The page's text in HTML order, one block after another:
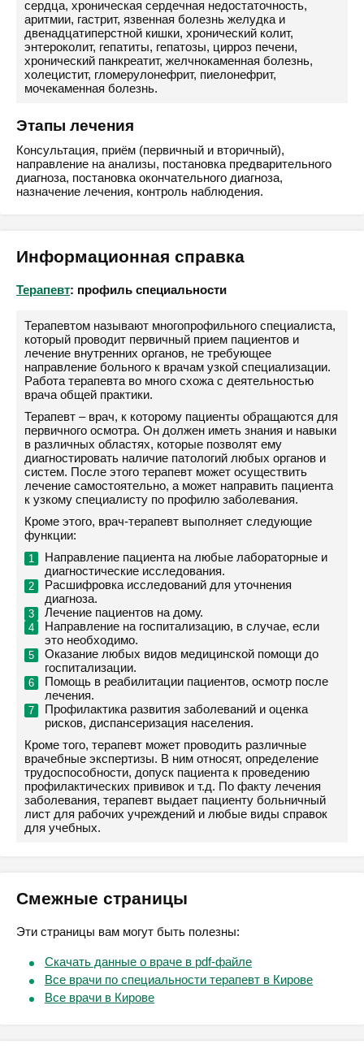
сердца, хроническая сердечная недостаточность,
аритмии, гастрит, язвенная болезнь желудка и
двенадцатиперстной кишки, хронический колит,
энтероколит, гепатиты, гепатозы, цирроз печени,
хронический панкреатит, желчнокаменная болезнь,
холецистит, гломерулонефрит, пиелонефрит,
мочекаменная болезнь.
Этапы лечения
Консультация, приём (первичный и вторичный),
направление на анализы, постановка предварительного
диагноза, постановка окончательного диагноза,
назначение лечения, контроль наблюдения.
Информационная справка
Терапевт: профиль специальности
Терапевтом называют многопрофильного специалиста,
который проводит первичный прием пациентов и
лечение внутренних органов, не требующее
направление больного к врачам узкой специализации.
Работа терапевта во много схожа с деятельностью
врача общей практики.
Терапевт – врач, к которому пациенты обращаются для
первичного осмотра. Он должен иметь знания и навыки
в различных областях, которые позволят ему
диагностировать наличие патологий любых органов и
систем. После этого терапевт может осуществить
лечение самостоятельно, а может направить пациента
к узкому специалисту по профилю заболевания.
Кроме этого, врач-терапевт выполняет следующие
функции:
Направление пациента на любые лабораторные и
диагностические исследования.
Расшифровка исследований для уточнения
диагноза.
Лечение пациентов на дому.
Направление на госпитализацию, в случае, если
это необходимо.
Оказание любых видов медицинской помощи до
госпитализации.
Помощь в реабилитации пациентов, осмотр после
лечения.
Профилактика развития заболеваний и оценка
рисков, диспансеризация населения.
Кроме того, терапевт может проводить различные
врачебные экспертизы. В ним относят, определение
трудоспособности, допуск пациента к проведению
профилактических прививок и т.д. По факту лечения
заболевания, терапевт выдает пациенту больничный
лист для рабочих учреждений и любые виды справок
для учебных.
Смежные страницы
Эти страницы вам могут быть полезны:
Скачать данные о враче в pdf-файле
Все врачи по специальности терапевт в Кирове
Все врачи в Кирове